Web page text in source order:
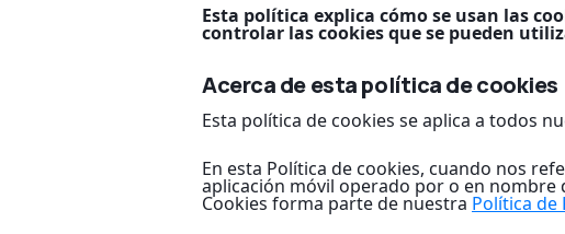
Esta política explica cómo se usan las
controlar las cookies que se pueden
Acerca de esta política de cookies
Esta política de cookies se aplica a todos
En esta Política de cookies, cuando nos
aplicación móvil operado por o en nombre
Cookies forma parte de nuestra Política de